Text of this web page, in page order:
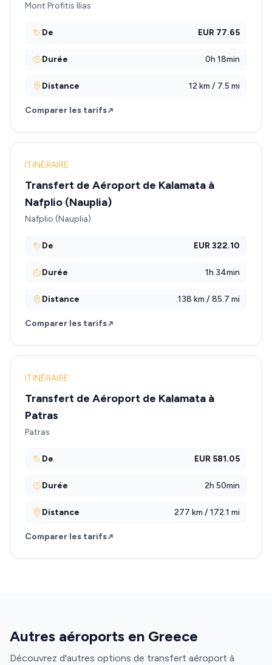
Mont Profitis Ilias
De EUR 77.65
Durée 0h 18min
Distance 12 km / 7.5 mi
Comparer les tarifs
ITINÉRAIRE
Transfert de Aéroport de Kalamata à
Nafplio (Nauplia)
Nafplio (Nauplia)
De EUR 322.10
Durée 1h 34min
Distance 138 km / 85.7 mi
Comparer les tarifs
ITINÉRAIRE
Transfert de Aéroport de Kalamata à
Patras
Patras
De EUR 581.05
Durée 2h 50min
Distance 277 km / 172.1 mi
Comparer les tarifs
Autres aéroports en Greece
Découvrez d'autres options de transfert aéroport à